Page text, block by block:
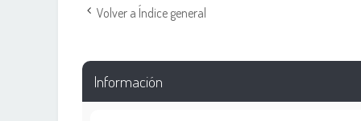
Volver a Índice general
Información